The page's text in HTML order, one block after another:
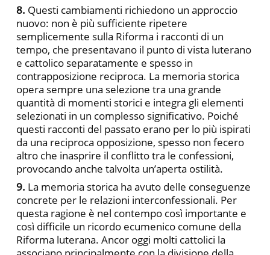
8. Questi cambiamenti richiedono un approccio
nuovo: non è più sufficiente ripetere
semplicemente sulla Riforma i racconti di un
tempo, che presentavano il punto di vista luterano
e cattolico separatamente e spesso in
contrapposizione reciproca. La memoria storica
opera sempre una selezione tra una grande
quantità di momenti storici e integra gli elementi
selezionati in un complesso significativo. Poiché
questi racconti del passato erano per lo più ispirati
da una reciproca opposizione, spesso non fecero
altro che inasprire il conflitto tra le confessioni,
provocando anche talvolta un’aperta ostilità.
9. La memoria storica ha avuto delle conseguenze
concrete per le relazioni interconfessionali. Per
questa ragione è nel contempo così importante e
così difficile un ricordo ecumenico comune della
Riforma luterana. Ancor oggi molti cattolici la